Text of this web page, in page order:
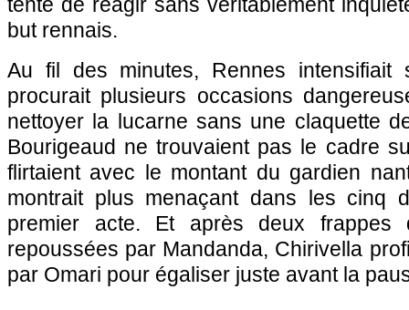
but rennais.
Au fil des minutes, Rennes intensifiait
procurait plusieurs occasions
nettoyer la lucarne sans une claquette
Bourigeaud ne trouvaient pas le cadre
flirtaient avec le montant du gardien
montrait plus menaçant dans les cinq
premier acte. Et après deux frappes
repoussées par Mandanda, Chirivella
par Omari pour égaliser juste avant la